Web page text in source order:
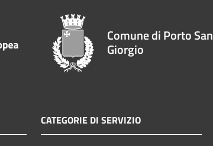
Comune di Porto San
Giorgio
CATEGORIE DI SERVIZIO